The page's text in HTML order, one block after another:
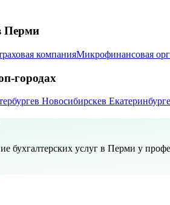
Перми
компанияМикрофинансовая
городах
в Новосибирскев Екатеринбурге
бухгалтерских услуг в Перми у